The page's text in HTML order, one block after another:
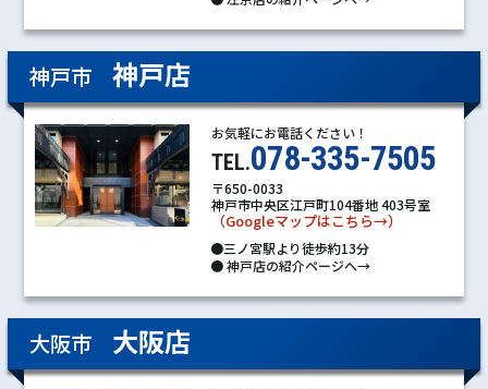
神戸市 神戸店
お気軽にお電話ください！
TEL.078-335-7505
〒650-0033
神戸市中央区江戸町104番地 403号室
（Googleマップはこちら→）
●三ノ宮駅より徒歩約13分
●神戸店の紹介ページへ→
大阪市 大阪店